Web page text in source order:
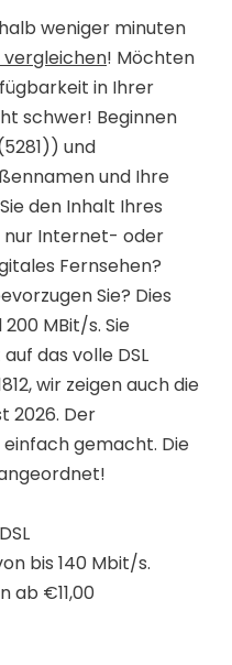
weniger minuten
vergleichen! Möchten
in Ihrer
schwer! Beginnen
und
und Ihre
den Inhalt Ihres
nur Internet- oder
Fernsehen?
Sie? Dies
MBit/s. Sie
das volle DSL
wir zeigen auch die
2026. Der
einfach gemacht. Die
bis 140 Mbit/s.
ab €11,00